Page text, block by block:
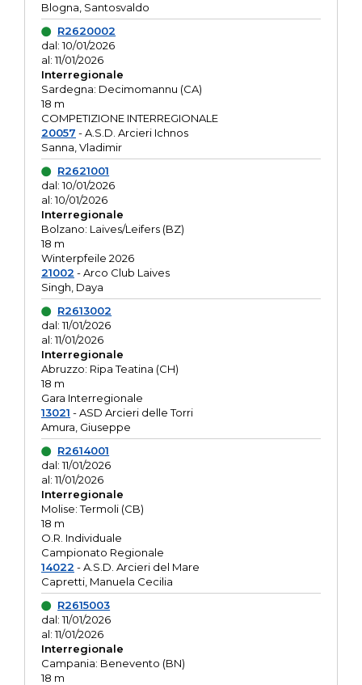
Blogna, Santosvaldo
R2620002
dal: 10/01/2026
al: 11/01/2026
Interregionale
Sardegna: Decimomannu (CA)
18 m
COMPETIZIONE INTERREGIONALE
20057 - A.S.D. Arcieri Ichnos
Sanna, Vladimir
R2621001
dal: 10/01/2026
al: 10/01/2026
Interregionale
Bolzano: Laives/Leifers (BZ)
18 m
Winterpfeile 2026
21002 - Arco Club Laives
Singh, Daya
R2613002
dal: 11/01/2026
al: 11/01/2026
Interregionale
Abruzzo: Ripa Teatina (CH)
18 m
Gara Interregionale
13021 - ASD Arcieri delle Torri
Amura, Giuseppe
R2614001
dal: 11/01/2026
al: 11/01/2026
Interregionale
Molise: Termoli (CB)
18 m
O.R. Individuale
Campionato Regionale
14022 - A.S.D. Arcieri del Mare
Capretti, Manuela Cecilia
R2615003
dal: 11/01/2026
al: 11/01/2026
Interregionale
Campania: Benevento (BN)
18 m